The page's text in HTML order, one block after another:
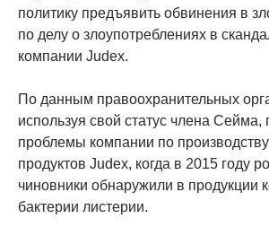
политику предъявить обвинения в
по делу о злоупотреблениях в
компании Judex.
По данным правоохранительных
используя свой статус члена Сейма,
проблемы компании по
продуктов Judex, когда в 2015 году
чиновники обнаружили в продукции
бактерии листерии.